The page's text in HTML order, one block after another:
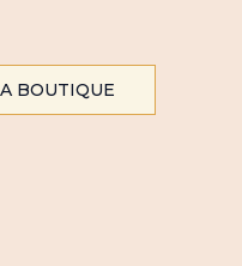
BOUTIQUE